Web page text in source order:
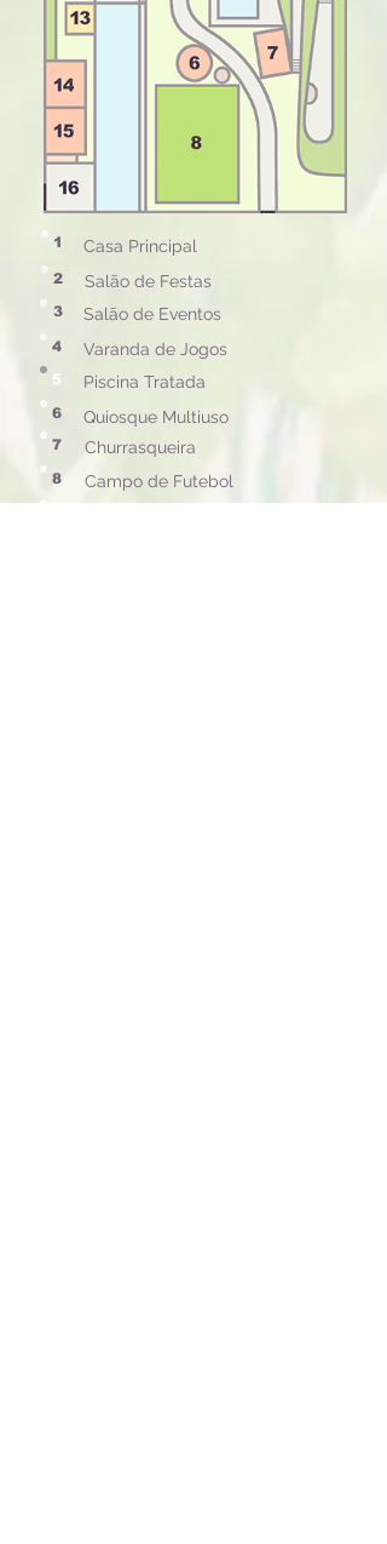
1 Casa Principal
2 Salão de Festas
3 Salão de Eventos
4 Varanda de Jogos
5 Piscina Tratada
6 Quiosque Multiuso
7 Churrasqueira
8 Campo de Futebol